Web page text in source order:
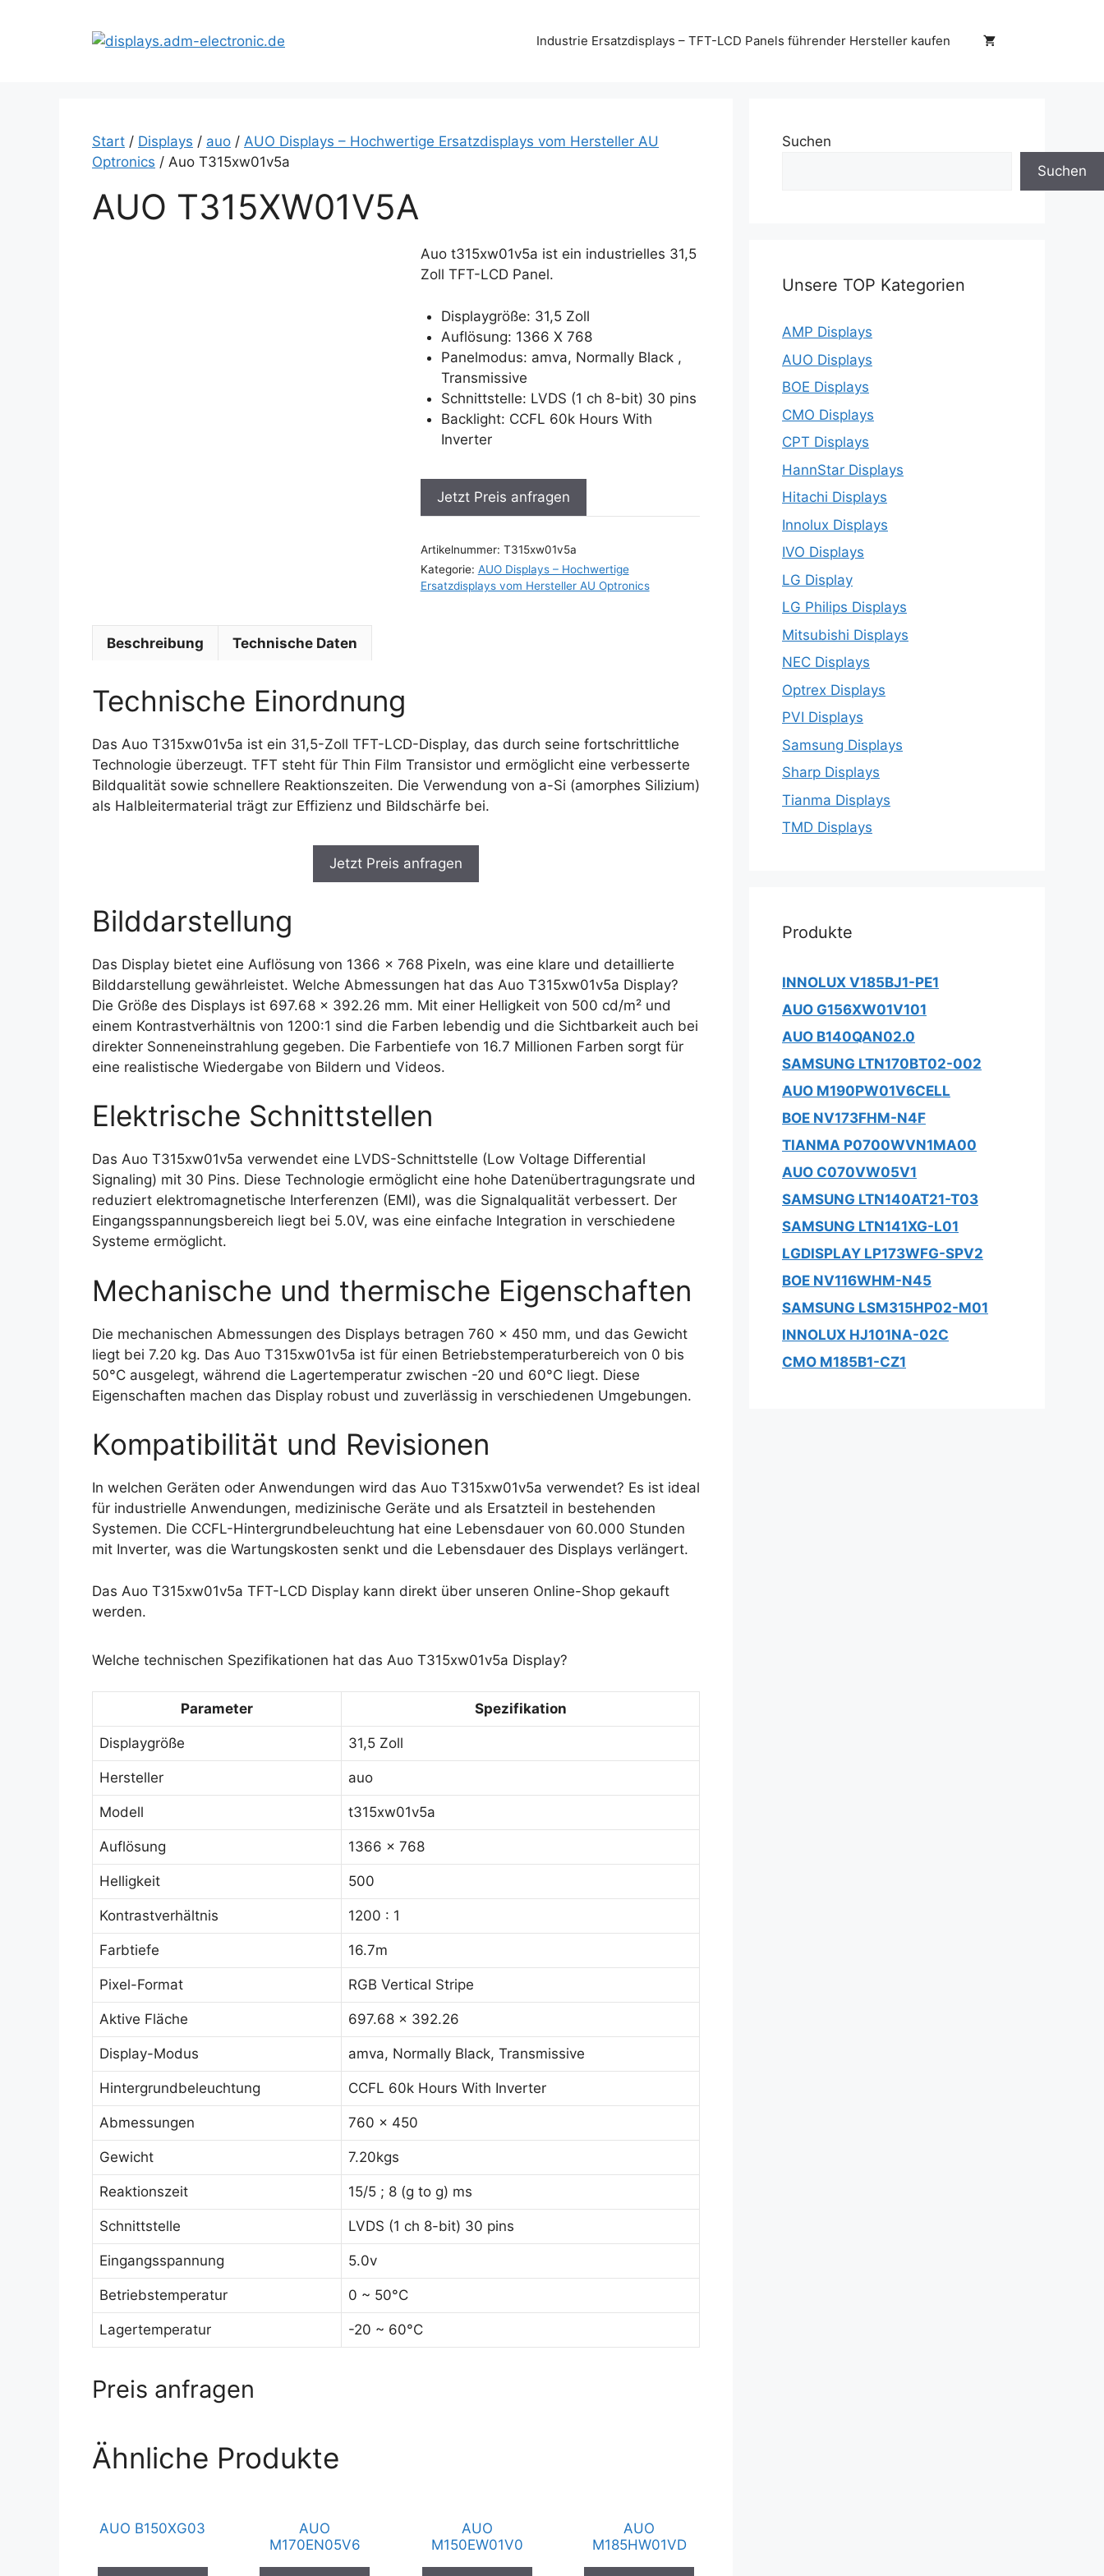
Industrie Ersatzdisplays – TFT-LCD Panels führender Hersteller kaufen
Start / Displays / auo / AUO Displays – Hochwertige Ersatzdisplays vom Hersteller AU
Optronics / Auo T315xw01v5a
AUO T315XW01V5A
Auo t315xw01v5a ist ein industrielles 31,5
Zoll TFT-LCD Panel.
Displaygröße: 31,5 Zoll
Auflösung: 1366 X 768
Panelmodus: amva, Normally Black ,
Transmissive
Schnittstelle: LVDS (1 ch 8-bit) 30 pins
Backlight: CCFL 60k Hours With
Inverter
Jetzt Preis anfragen
Artikelnummer: T315xw01v5a
Kategorie: AUO Displays – Hochwertige
Ersatzdisplays vom Hersteller AU Optronics
Beschreibung Technische Daten
Technische Einordnung
Das Auo T315xw01v5a ist ein 31,5-Zoll TFT-LCD-Display, das durch seine fortschrittliche
Technologie überzeugt. TFT steht für Thin Film Transistor und ermöglicht eine verbesserte
Bildqualität sowie schnellere Reaktionszeiten. Die Verwendung von a-Si (amorphes Silizium)
als Halbleitermaterial trägt zur Effizienz und Bildschärfe bei.
Jetzt Preis anfragen
Bilddarstellung
Das Display bietet eine Auflösung von 1366 x 768 Pixeln, was eine klare und detaillierte
Bilddarstellung gewährleistet. Welche Abmessungen hat das Auo T315xw01v5a Display?
Die Größe des Displays ist 697.68 x 392.26 mm. Mit einer Helligkeit von 500 cd/m² und
einem Kontrastverhältnis von 1200:1 sind die Farben lebendig und die Sichtbarkeit auch bei
direkter Sonneneinstrahlung gegeben. Die Farbentiefe von 16.7 Millionen Farben sorgt für
eine realistische Wiedergabe von Bildern und Videos.
Elektrische Schnittstellen
Das Auo T315xw01v5a verwendet eine LVDS-Schnittstelle (Low Voltage Differential
Signaling) mit 30 Pins. Diese Technologie ermöglicht eine hohe Datenübertragungsrate und
reduziert elektromagnetische Interferenzen (EMI), was die Signalqualität verbessert. Der
Eingangsspannungsbereich liegt bei 5.0V, was eine einfache Integration in verschiedene
Systeme ermöglicht.
Mechanische und thermische Eigenschaften
Die mechanischen Abmessungen des Displays betragen 760 x 450 mm, und das Gewicht
liegt bei 7.20 kg. Das Auo T315xw01v5a ist für einen Betriebstemperaturbereich von 0 bis
50°C ausgelegt, während die Lagertemperatur zwischen -20 und 60°C liegt. Diese
Eigenschaften machen das Display robust und zuverlässig in verschiedenen Umgebungen.
Kompatibilität und Revisionen
In welchen Geräten oder Anwendungen wird das Auo T315xw01v5a verwendet? Es ist ideal
für industrielle Anwendungen, medizinische Geräte und als Ersatzteil in bestehenden
Systemen. Die CCFL-Hintergrundbeleuchtung hat eine Lebensdauer von 60.000 Stunden
mit Inverter, was die Wartungskosten senkt und die Lebensdauer des Displays verlängert.
Das Auo T315xw01v5a TFT-LCD Display kann direkt über unseren Online-Shop gekauft
werden.
Welche technischen Spezifikationen hat das Auo T315xw01v5a Display?
Parameter Spezifikation
Displaygröße 31,5 Zoll
Hersteller auo
Modell t315xw01v5a
Auflösung 1366 x 768
Helligkeit 500
Kontrastverhältnis 1200 : 1
Farbtiefe 16.7m
Pixel-Format RGB Vertical Stripe
Aktive Fläche 697.68 x 392.26
Display-Modus amva, Normally Black, Transmissive
Hintergrundbeleuchtung CCFL 60k Hours With Inverter
Abmessungen 760 x 450
Gewicht 7.20kgs
Reaktionszeit 15/5 ; 8 (g to g) ms
Schnittstelle LVDS (1 ch 8-bit) 30 pins
Eingangsspannung 5.0v
Betriebstemperatur 0 ~ 50°C
Lagertemperatur -20 ~ 60°C
Preis anfragen
Ähnliche Produkte
AUO B150XG03
AUO
M170EN05V6
AUO
M150EW01V0
AUO
M185HW01VD
Suchen
Suchen
Unsere TOP Kategorien
AMP Displays
AUO Displays
BOE Displays
CMO Displays
CPT Displays
HannStar Displays
Hitachi Displays
Innolux Displays
IVO Displays
LG Display
LG Philips Displays
Mitsubishi Displays
NEC Displays
Optrex Displays
PVI Displays
Samsung Displays
Sharp Displays
Tianma Displays
TMD Displays
Produkte
INNOLUX V185BJ1-PE1
AUO G156XW01V101
AUO B140QAN02.0
SAMSUNG LTN170BT02-002
AUO M190PW01V6CELL
BOE NV173FHM-N4F
TIANMA P0700WVN1MA00
AUO C070VW05V1
SAMSUNG LTN140AT21-T03
SAMSUNG LTN141XG-L01
LGDISPLAY LP173WFG-SPV2
BOE NV116WHM-N45
SAMSUNG LSM315HP02-M01
INNOLUX HJ101NA-02C
CMO M185B1-CZ1